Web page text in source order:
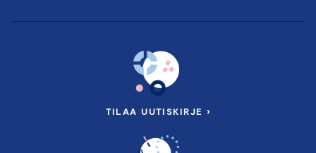
lounaalla klo 11.30 – 12.30 ja päättyy cocktail-
tilaisuuteen. Voit osallistua myös etäyhteydellä.
Lue lisää ja ilmoittaudu Suureen vientipäivään
TILAA UUTISKIRJE ›